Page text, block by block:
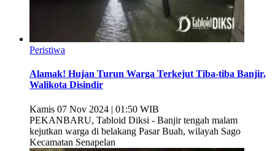
Peristiwa
Alamak! Hujan Turun Warga Terkejut Tiba-tiba Banjir,
Walikota Disindir
Kamis 07 Nov 2024 | 01:50 WIB
PEKANBARU, Tabloid Diksi - Banjir tengah malam
kejutkan warga di belakang Pasar Buah, wilayah Sago
Kecamatan Senapelan